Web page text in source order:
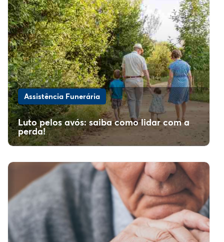
Assistência Funerária
Luto pelos avós: saiba como lidar com a
perda!